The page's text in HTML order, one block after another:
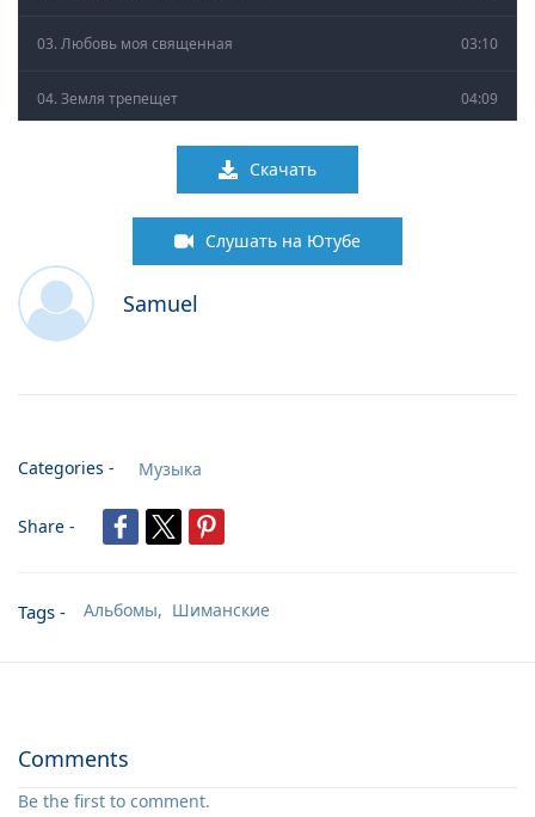
03. Любовь моя священная 03:10
04. Земля трепещет 04:09
07. Возьми меня- Господь
08. Время експресом летит
11. Господь-мой оплот
12. Перед Тобой склоняюсь
Скачать
Слушать на Ютубе
Samuel
Categories - Музыка
Share -
Tags - Альбомы, Шиманские
Comments
Be the first to comment.